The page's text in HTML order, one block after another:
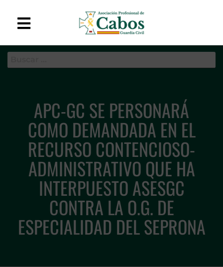
APC-GC
de Cabos de la Guardia
APC-GC SE PERSONARÁ
COMO DEMANDADA EN EL
RECURSO CONTENCIOSO-
ADMINISTRATIVO QUE HA
INTERPUESTO ASESGC
CONTRA LA O.G. DE
ESPECIALIDAD DEL SEPRONA